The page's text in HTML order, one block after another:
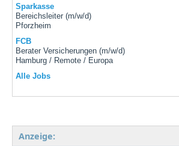
Sparkasse
Bereichsleiter (m/w/d)
Pforzheim
FCB
Berater Versicherungen (m/w/d)
Hamburg / Remote / Europa
Alle Jobs
Anzeige: